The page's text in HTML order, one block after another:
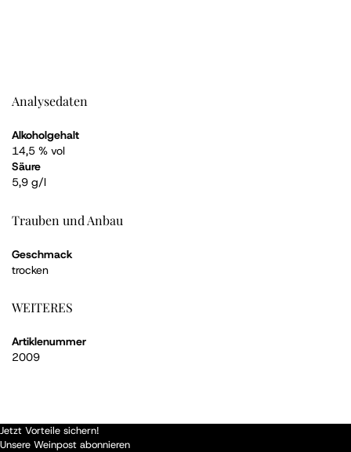
Analysedaten
Alkoholgehalt
14,5 % vol
Säure
5,9 g/l
Trauben und Anbau
Geschmack
trocken
WEITERES
Artiklenummer
2009
Jetzt Vorteile sichern!
Unsere Weinpost abonnieren